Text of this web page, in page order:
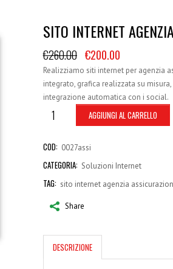
SITO INTERNET
€260.00 €200.00
Realizziamo siti internet per agenzia
integrato, grafica realizzata su
integrazione automatica con i social.
AGGIUNGI AL CARRELLO
COD: 0027assi
CATEGORIA: Soluzioni Internet
TAG: sito internet agenzia
Share
DESCRIZIONE